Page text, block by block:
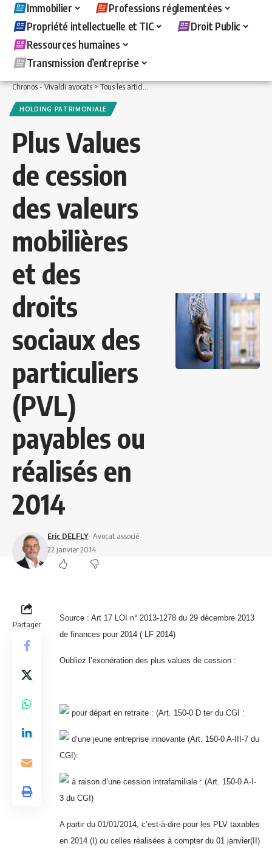
Immobilier
Professions réglementées
Propriété intellectuelle et TIC
Droit Public
Ressources humaines
Transmission d’entreprise
Chronos - Vivaldi avocats>Tous les articles >Finance et patrimoine>Holding
HOLDING PATRIMONIALE
Plus Values
de cession
des valeurs
mobilières
et des
droits
sociaux des
particuliers
(PVL)
payables ou
réalisés en
2014
Eric DELFLY- Avocat associé
22 janvier 2014
Partager
Source : Art 17 LOI n° 2013-1278 du 29 décembre 2013
de finances pour 2014 ( LF 2014)
Oubliez l’exonération des plus values de cession :
pour départ en retraite : (Art. 150-0 D ter du CGI :
d’une jeune entreprise innovante (Art. 150-0 A-III-7 du
CGI):
à raison d’une cession intrafamiliale : (Art. 150-0 A-I-
3 du CGI)
A partir du 01/01/2014, c’est-à-dire pour les PLV taxables
en 2014 (I) ou celles réalisées à compter du 01 janvier(II)